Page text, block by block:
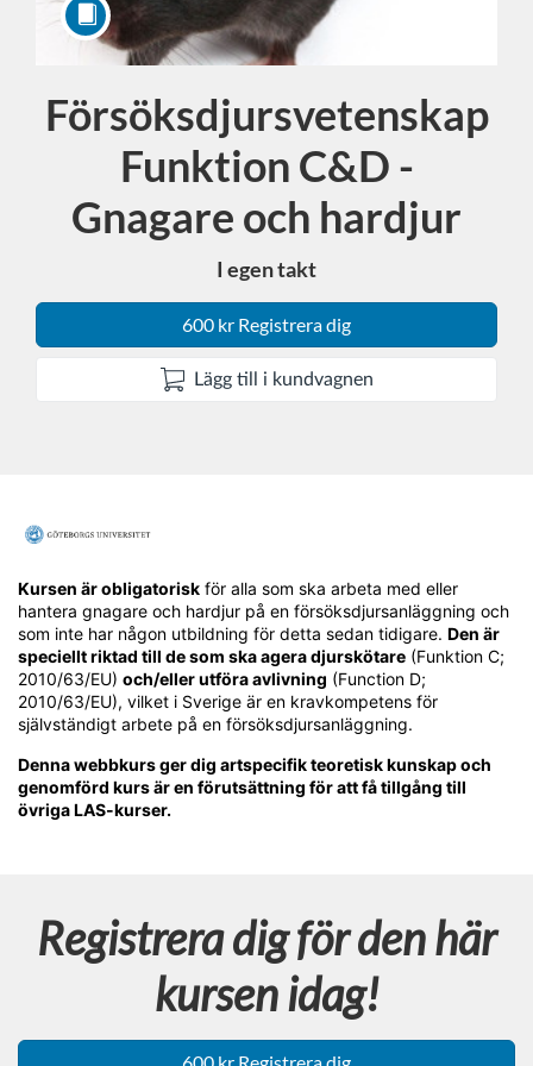
Försöksdjursvetenskap
Funktion C&D -
Gnagare och hardjur
I egen takt
600 kr Registrera dig
Lägg till i kundvagnen
F
u
l
l
s
t
n
i
Kursen är obligatorisk för alla som ska arbeta med eller
hantera gnagare och hardjur på en försöksdjursanläggning och
som inte har någon utbildning för detta sedan tidigare. Den är
speciellt riktad till de som ska agera djurskötare (Funktion C;
2010/63/EU) och/eller utföra avlivning (Function D;
2010/63/EU), vilket i Sverige är en kravkompetens för
självständigt arbete på en försöksdjursanläggning.
Denna webbkurs ger dig artspecifik teoretisk kunskap och
genomförd kurs är en förutsättning för att få tillgång till
övriga LAS-kurser.
Registrera dig för den här
kursen idag!
600 kr Registrera dig